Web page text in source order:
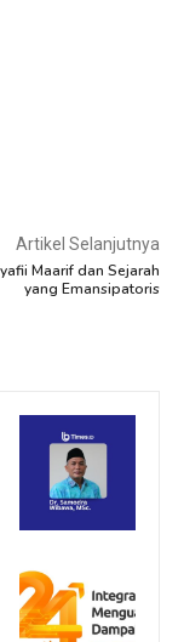
Artikel Selanjutnya
Maarif dan Sejarah
yang Emansipatoris